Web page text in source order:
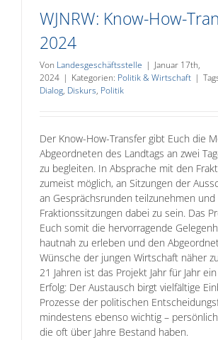
WJNRW: Know-How-
2024
Von Landesgeschäftsstelle | Januar 17th,
2024 | Kategorien: Politik & Wirtschaft |
Dialog, Diskurs, Politik
Der Know-How-Transfer gibt Euch die
Abgeordneten des Landtags an zwei
zu begleiten. In Absprache mit den
zumeist möglich, an Sitzungen der
an Gesprächsrunden teilzunehmen und
Fraktionssitzungen dabei zu sein. Das
Euch somit die hervorragende
hautnah zu erleben und den
Wünsche der jungen Wirtschaft näher
21 Jahren ist das Projekt Jahr für Jahr
Erfolg: Der Austausch birgt vielfältige
Prozesse der politischen
mindestens ebenso wichtig –
die oft über Jahre Bestand haben.